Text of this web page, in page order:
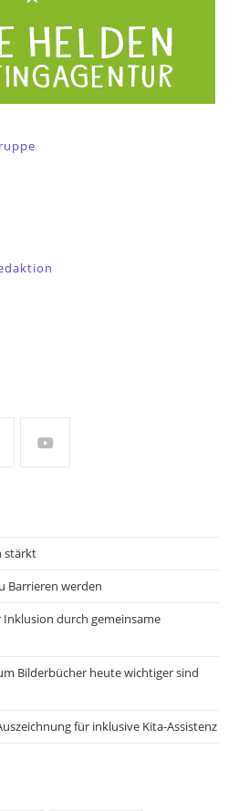
new
stärkt
Barrieren werden
durch gemeinsame
Bilderbücher heute wichtiger sind
für inklusive Kita-Assistenz